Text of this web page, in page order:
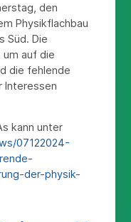
den
Physikflachbau
Süd. Die
um auf die
die fehlende
Interessen
kann unter
07122024-
der-physik-